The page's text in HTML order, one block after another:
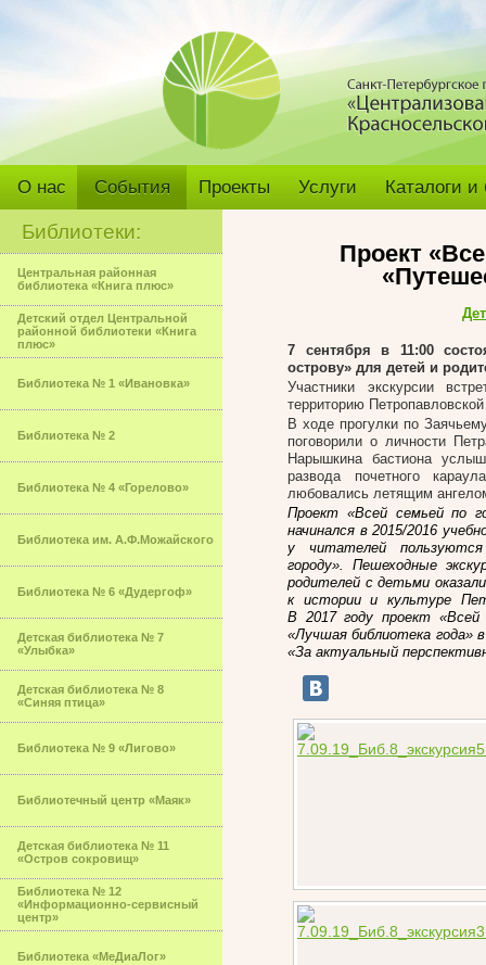
О нас События Проекты Услуги Каталоги
Библиотеки:
Центральная районная
библиотека «Книга плюс»
Детский отдел Центральной
районной библиотеки «Книга
плюс»
Библиотека № 1 «Ивановка»
Библиотека № 2
Библиотека № 4 «Горелово»
Библиотека им. А.Ф.Можайского
Библиотека № 6 «Дудергоф»
Детская библиотека № 7
«Улыбка»
Детская библиотека № 8
«Синяя птица»
Библиотека № 9 «Лигово»
Библиотечный центр «Маяк»
Детская библиотека № 11
«Остров сокровищ»
Библиотека № 12
«Информационно-сервисный
центр»
Библиотека «МеДиаЛог»
Проект
7 сентября в 11:00
острову» для детей и
Участники экскурсии
территорию
В ходе прогулки по
поговорили о личности
Нарышкина бастиона
развода почетного
любовались летящим
Проект «Всей семьей по
начинался в 2015/2016
у читателей пользуются
городу». Пешеходные
родителей с детьми
к истории и культуре
В 2017 году проект «Всей
«Лучшая библиотека года»в
«За актуальный